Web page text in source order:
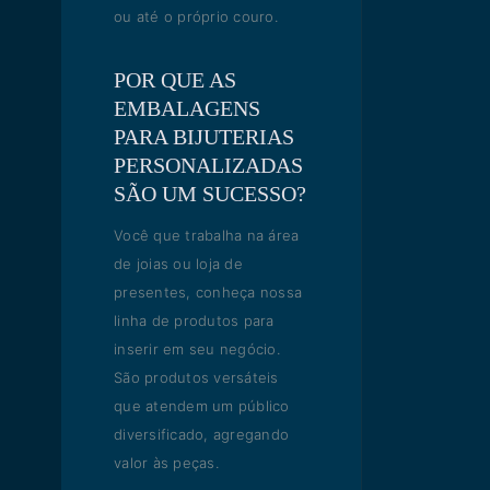
ou até o próprio couro.
POR QUE AS
EMBALAGENS
PARA BIJUTERIAS
PERSONALIZADAS
SÃO UM SUCESSO?
Você que trabalha na área
de joias ou loja de
presentes, conheça nossa
linha de produtos para
inserir em seu negócio.
São produtos versáteis
que atendem um público
diversificado, agregando
valor às peças.